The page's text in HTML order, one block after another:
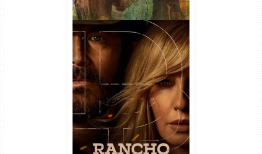
Rancho Dutton 1ª
Temporada Torrent (2026)
WEB-DL 1080p Dual Áudio